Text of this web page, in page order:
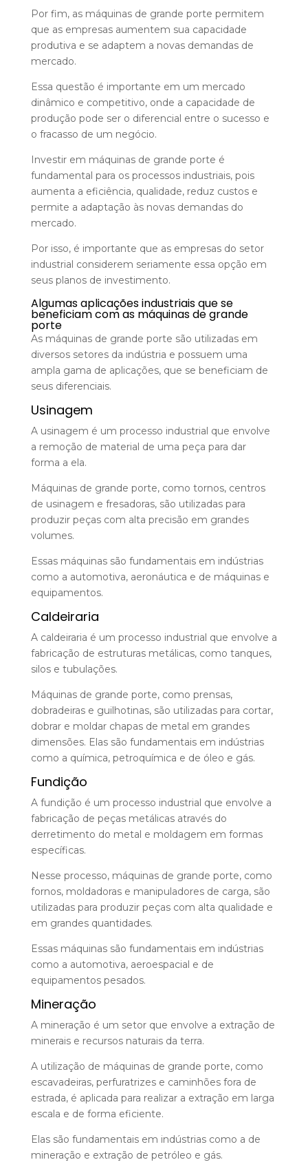
Por fim, as máquinas de grande porte permitem
que as empresas aumentem sua capacidade
produtiva e se adaptem a novas demandas de
mercado.
Essa questão é importante em um mercado
dinâmico e competitivo, onde a capacidade de
produção pode ser o diferencial entre o sucesso e
o fracasso de um negócio.
Investir em máquinas de grande porte é
fundamental para os processos industriais, pois
aumenta a eficiência, qualidade, reduz custos e
permite a adaptação às novas demandas do
mercado.
Por isso, é importante que as empresas do setor
industrial considerem seriamente essa opção em
seus planos de investimento.
Algumas aplicações industriais que se
beneficiam com as máquinas de grande
porte
As máquinas de grande porte são utilizadas em
diversos setores da indústria e possuem uma
ampla gama de aplicações, que se beneficiam de
seus diferenciais.
Usinagem
A usinagem é um processo industrial que envolve
a remoção de material de uma peça para dar
forma a ela.
Máquinas de grande porte, como tornos, centros
de usinagem e fresadoras, são utilizadas para
produzir peças com alta precisão em grandes
volumes.
Essas máquinas são fundamentais em indústrias
como a automotiva, aeronáutica e de máquinas e
equipamentos.
Caldeiraria
A caldeiraria é um processo industrial que envolve a
fabricação de estruturas metálicas, como tanques,
silos e tubulações.
Máquinas de grande porte, como prensas,
dobradeiras e guilhotinas, são utilizadas para cortar,
dobrar e moldar chapas de metal em grandes
dimensões. Elas são fundamentais em indústrias
como a química, petroquímica e de óleo e gás.
Fundição
A fundição é um processo industrial que envolve a
fabricação de peças metálicas através do
derretimento do metal e moldagem em formas
específicas.
Nesse processo, máquinas de grande porte, como
fornos, moldadoras e manipuladores de carga, são
utilizadas para produzir peças com alta qualidade e
em grandes quantidades.
Essas máquinas são fundamentais em indústrias
como a automotiva, aeroespacial e de
equipamentos pesados.
Mineração
A mineração é um setor que envolve a extração de
minerais e recursos naturais da terra.
A utilização de máquinas de grande porte, como
escavadeiras, perfuratrizes e caminhões fora de
estrada, é aplicada para realizar a extração em larga
escala e de forma eficiente.
Elas são fundamentais em indústrias como a de
mineração e extração de petróleo e gás.